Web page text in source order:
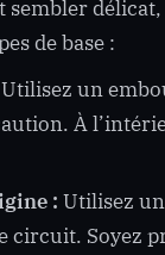
sembler
de base :
Utilisez un
À
: Utilisez
circuit. Soyez